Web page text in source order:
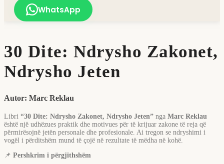
WhatsApp
30 Dite: Ndrysho Zakonet,
Ndrysho Jeten
Autor: Marc Reklau
Libri “30 Dite: Ndrysho Zakonet, Ndrysho Jeten” nga Marc Reklau
është një udhëzues praktik dhe motivues për të krijuar zakone të reja që
përmirësojnë jetën personale dhe profesionale. Ai tregon se ndryshimi i
vogël i përditshëm mund të çojë në rezultate të mëdha në kohë.
📌 Pershkrim i përgjithshëm